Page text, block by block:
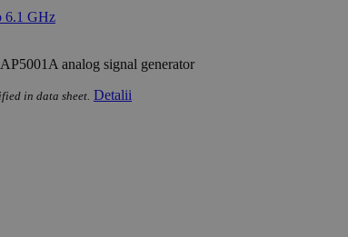
analog signal generator
in data sheet. Detalii